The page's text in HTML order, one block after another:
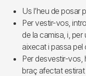
Us l’heu de posar
Per vestir-vos,
de la camisa, i,
aixecat i passa pel
Per desvestir-vos,
braç afectat